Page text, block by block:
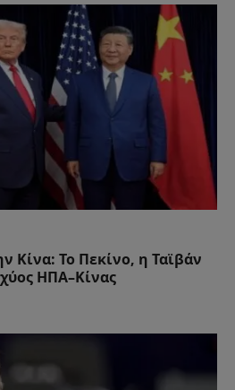
Κίνα: Το Πεκίνο, η Ταϊβάν
ΗΠΑ–Κίνας